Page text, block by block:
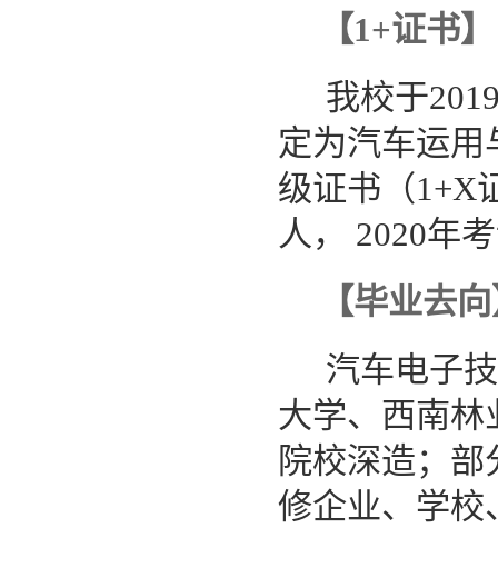
【1+证书】
我校于
定为汽车运
级证书（1+X
人， 2020年
【毕业去
汽车电子
大学、西南
院校深造；
修企业、学校